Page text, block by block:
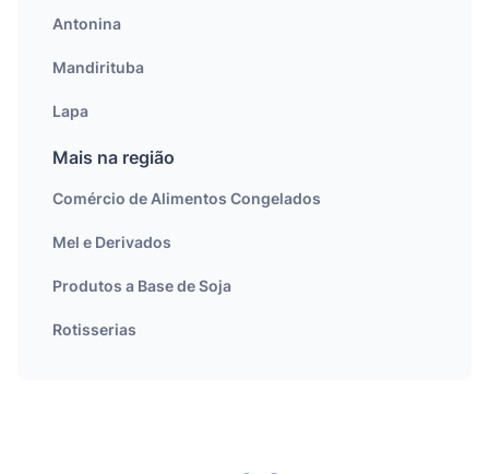
Antonina
Mandirituba
Lapa
Mais na região
Comércio de Alimentos Congelados
Mel e Derivados
Produtos a Base de Soja
Rotisserias